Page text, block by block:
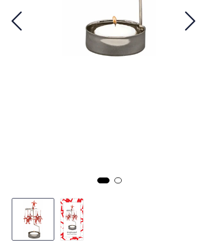
Julekrybber – Tradisjon og Magi